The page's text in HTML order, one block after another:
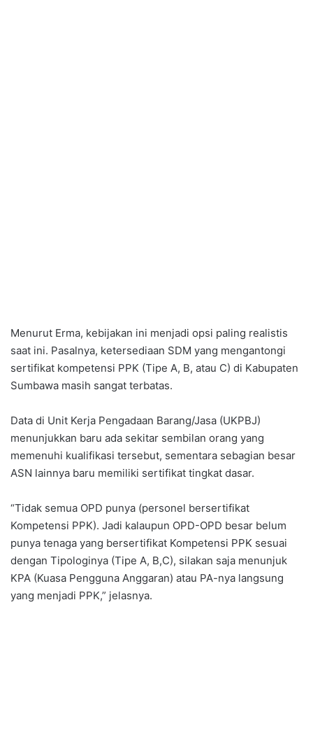
Menurut Erma, kebijakan ini menjadi opsi paling realistis
saat ini. Pasalnya, ketersediaan SDM yang mengantongi
sertifikat kompetensi PPK (Tipe A, B, atau C) di Kabupaten
Sumbawa masih sangat terbatas.
Data di Unit Kerja Pengadaan Barang/Jasa (UKPBJ)
menunjukkan baru ada sekitar sembilan orang yang
memenuhi kualifikasi tersebut, sementara sebagian besar
ASN lainnya baru memiliki sertifikat tingkat dasar.
“Tidak semua OPD punya (personel bersertifikat
Kompetensi PPK). Jadi kalaupun OPD-OPD besar belum
punya tenaga yang bersertifikat Kompetensi PPK sesuai
dengan Tipologinya (Tipe A, B,C), silakan saja menunjuk
KPA (Kuasa Pengguna Anggaran) atau PA-nya langsung
yang menjadi PPK,” jelasnya.